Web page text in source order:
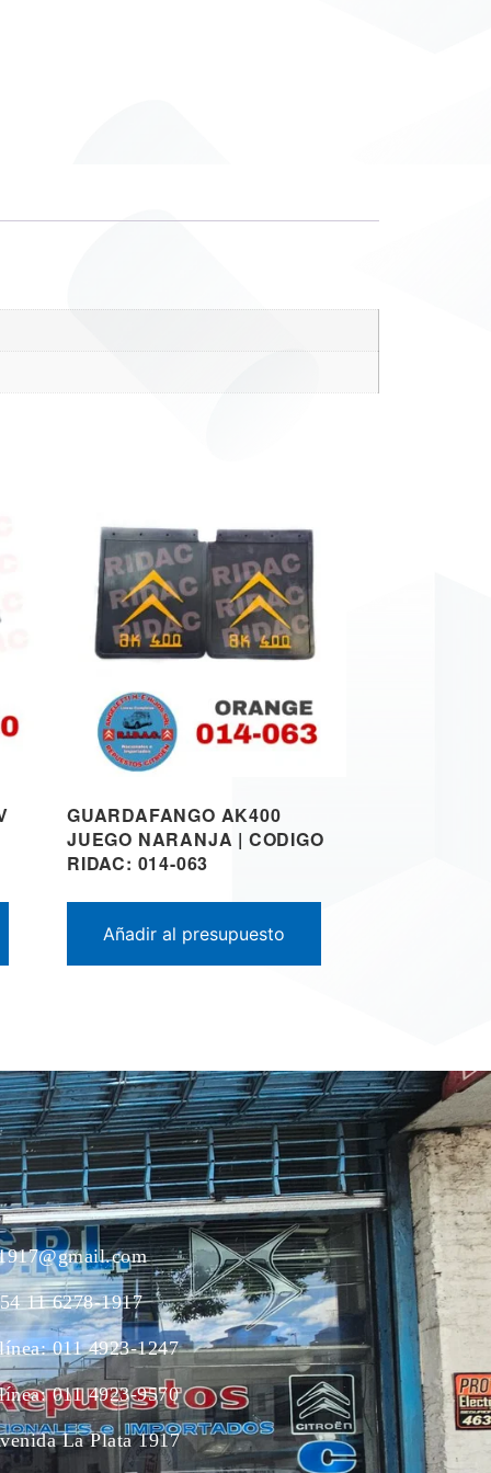
GUARDAFANGO AK400
JUEGO NARANJA | CODIGO
RIDAC: 014-063
Añadir al presupuesto
11 6278-1917
011 4923-1247
011 4923-9570
La Plata 1917